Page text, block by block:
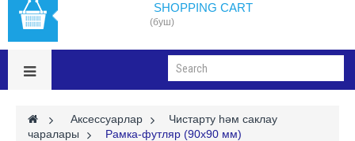
SHOPPING CART
(буш)
> Аксессуарлар >
Чистарту һәм саклау
чаралары
> Рамка-футляр (90х90 мм)